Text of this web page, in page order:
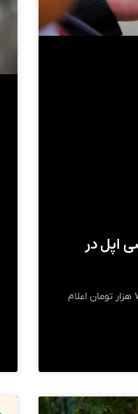
گوشی اپل در
قیمت آیفون ۱۱ امروز ( 3 دی 1403) در بازار موبایل ۳۵ میلیون و ۷۰۰ هزار تومان اعلام